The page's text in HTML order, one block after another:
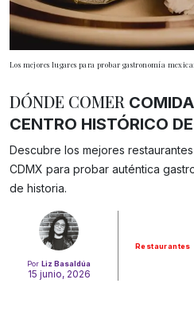
Los mejores lugares para probar gastronomía
Por Liz Basaldúa
15 junio, 2026
Restaurantes
DÓNDE COMER
CENTRO HISTÓRICO
Descubre los mejores
CDMX para probar auténtica
de historia.